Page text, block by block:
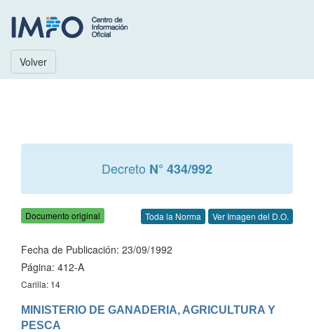
Volver
Decreto N° 434/992
Documento original Toda la Norma Ver Imagen del D.O.
Fecha de Publicación: 23/09/1992
Página: 412-A
Carilla: 14
MINISTERIO DE GANADERIA, AGRICULTURA Y
PESCA